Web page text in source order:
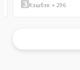
Кэшбэк + 296